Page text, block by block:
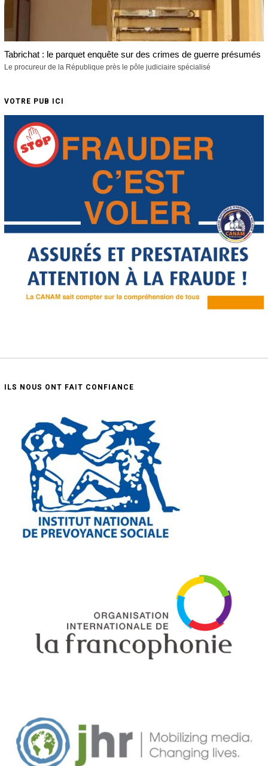
Tabrichat : le parquet enquête sur des crimes de guerre présumés
Le procureur de la République près le pôle judiciaire spécialisé
VOTRE PUB ICI
ILS NOUS ONT FAIT CONFIANCE